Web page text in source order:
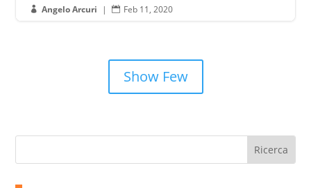
 Angelo Arcuri |  Feb 11, 2020
Show Few